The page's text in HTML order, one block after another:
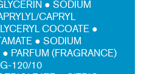
● SODIUM
CAPRYL
COCOATE ●
● SODIUM
PARFUM (FRAGRANCE)
120/10